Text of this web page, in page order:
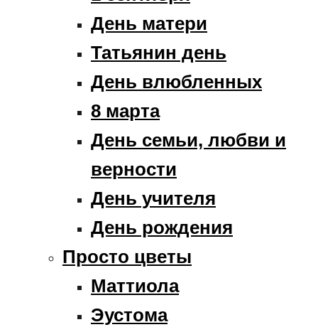
День матери
Татьянин день
День влюбленных
8 марта
День семьи, любви и
верности
День учителя
День рождения
Просто цветы
Маттиола
Эустома